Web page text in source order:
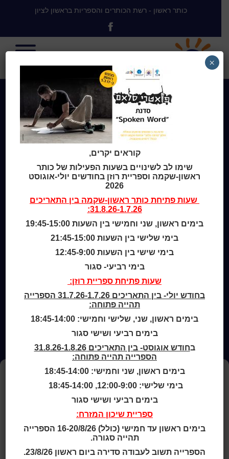
ניהול העדפות עוגיות
לשמירת מידע על המכשיר שלך ולניתוח השימוש באתר.
הסכמה לשימוש בעוגיות מאפשרת לנו לשפר את השירותים והתוכן.
אי הסכמה עלולה להשפיע על חלק מהפונקציות באתר.
למידע נוסף ראו אתמדיניות הפרטיותו- מדיניות העוגיות.
כותר ראשון - רשת הכותרים והספריות בראשון לציון
מידע לנרשמים
כותר טף
ספרים דיגיטליים
ארכיון ספריית השבוע
מדיניות הפרטיות
מדיניות שימוש בקבצי קוקיז (Cookies Policy)
קוראים יקרים,
שימו לב לשינויים בשעות הפעילות של כותר
ראשון-שקמה וספריית רוזן בחודשים יולי-אוגוסט
2026
שעות פתיחת כותר ראשון-שקמה בין התאריכים
31.8.26-1.7.26:
בימים ראשון, שני וחמישי בין השעות 19:45-15:00
בימי שלישי בין השעות 21:45-15:00
בימי שישי בין השעות 12:45-9:00
בימי רביעי- סגור
שעות פתיחת ספריית רוזן:
בחודש יולי- בין התאריכים 31.7.26-1.7.26 הספרייה
תהייה פתוחה:
בימים ראשון, שני, שלישי וחמישי: 18:45-14:00
בימים רביעי ושישי סגור
ב
חודש אוגוסט- בין התאריכים 31.8.26-1.8.26
הספרייה תהייה פתוחה:
בימים ראשון, שני וחמישי: 18:45-14:00
בימי שלישי: 12:00-9:00, 18:45-14:00
בימים רביעי ושישי סגור
ספריית שיכון המזרח:
בימים ראשון עד חמישי (כולל) 16-20/8/26 הספרייה
תהייה סגורה.
הספרייה תשוב לעבודה סדירה ביום ראשון 23/8/26.
×